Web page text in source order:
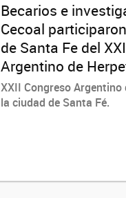
Becarios e
Cecoal
de Santa Fe del
Argentino de
XXII Congreso Argentino
la ciudad de Santa Fé.